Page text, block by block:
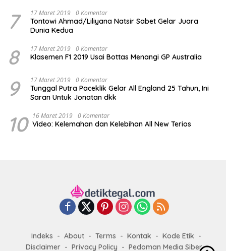
7 17 Maret 2019 0 Komentar
Tontowi Ahmad/Liliyana Natsir Sabet Gelar Juara
Dunia Kedua
8 17 Maret 2019 0 Komentar
Klasemen F1 2019 Usai Bottas Menangi GP Australia
9 17 Maret 2019 0 Komentar
Tunggal Putra Paceklik Gelar All England 25 Tahun, Ini
Saran Untuk Jonatan dkk
10 16 Maret 2019 0 Komentar
Video: Kelemahan dan Kelebihan All New Terios
Indeks About Terms Kontak
Kode Etik
Disclaimer
Privacy Policy Pedoman Media Siber